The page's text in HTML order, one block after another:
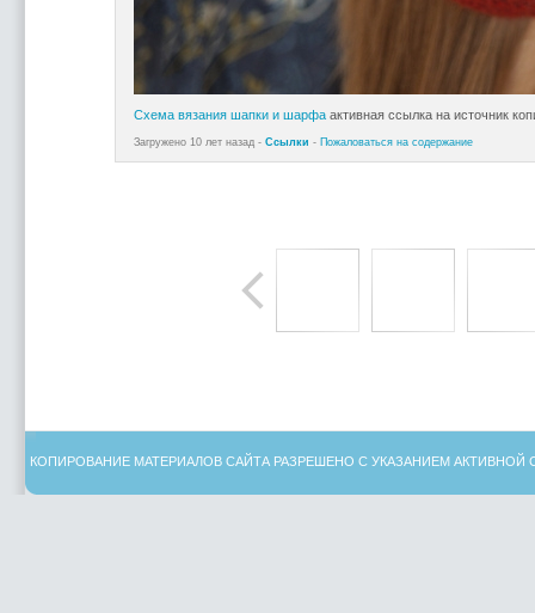
Схема вязания шапки и шарфаактивная ссылка на источник
Загружено 10 лет назад - Ссылки - Пожаловаться на содержание
КОПИРОВАНИЕ МАТЕРИАЛОВ САЙТА РАЗРЕШЕНО С УКАЗАНИЕМ АКТИВНОЙ